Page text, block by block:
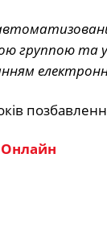
группою та